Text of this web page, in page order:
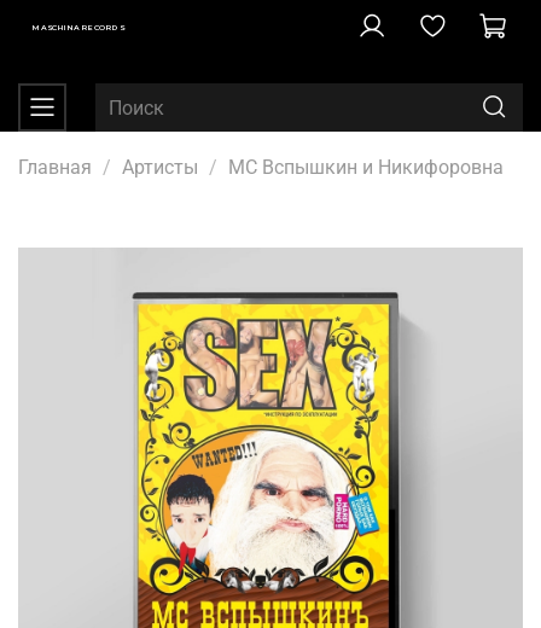
MASCHINA RECORDS
Главная Артисты MC Вспышкин и Никифоровна